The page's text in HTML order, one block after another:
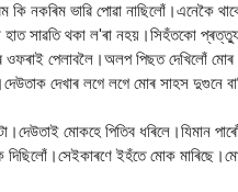
নকৰিম ভাৱি পোৱা নাছিলোঁ‌।এনেকৈ
সাৱতি থকা ল'ৰা নহয়।সিহঁ‌তকো
ওফৰাই পেলাবলৈ।অলপ পিছত দেখিলোঁ‌
দেখাৰ লগে লগে মোৰ সাহস
মোকহে পিতিব ধৰিলে।যিমান
ইহঁতে মোক